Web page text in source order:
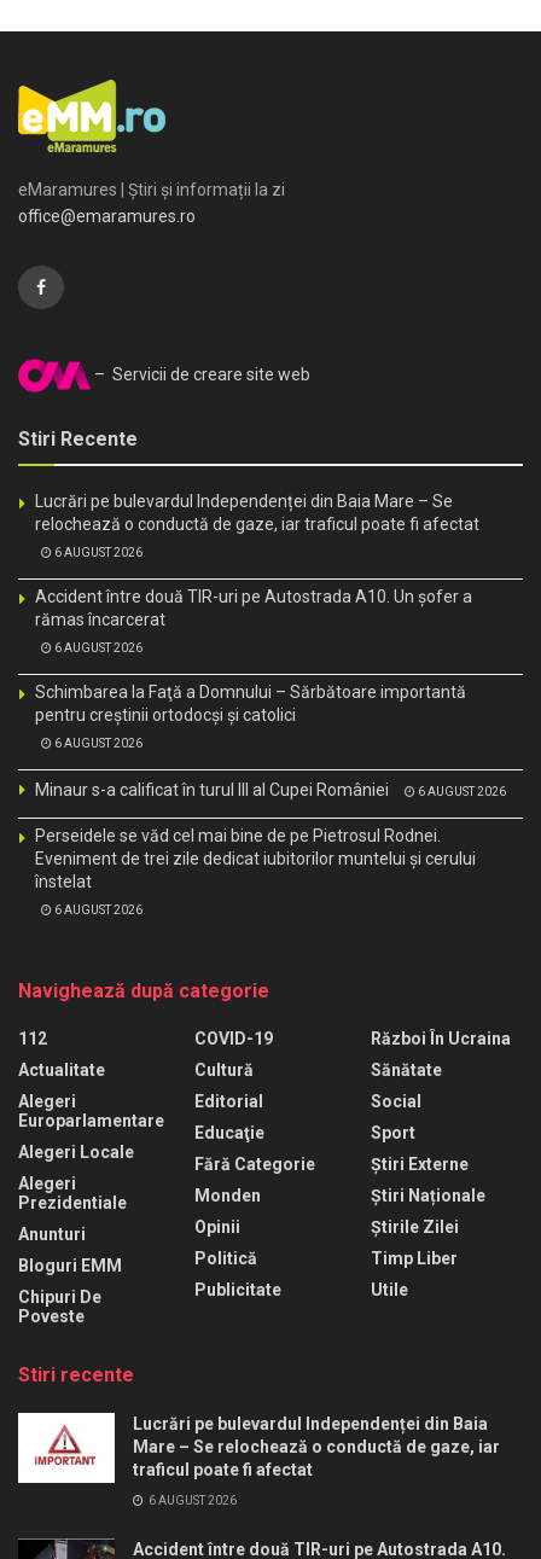
eMaramures | Știri și informații la zi
office@emaramures.ro
– Servicii de creare site web
Stiri Recente
Lucrări pe bulevardul Independenței din Baia Mare – Se
relochează o conductă de gaze, iar traficul poate fi afectat
6 AUGUST 2026
Accident între două TIR-uri pe Autostrada A10. Un șofer a
rămas încarcerat
6 AUGUST 2026
Schimbarea la Faţă a Domnului – Sărbătoare importantă
pentru creştinii ortodocşi şi catolici
6 AUGUST 2026
Minaur s-a calificat în turul III al Cupei României 6 AUGUST 2026
Perseidele se văd cel mai bine de pe Pietrosul Rodnei.
Eveniment de trei zile dedicat iubitorilor muntelui și cerului
înstelat
6 AUGUST 2026
Navighează după categorie
112
Actualitate
Alegeri
Europarlamentare
Alegeri Locale
Alegeri
Prezidentiale
Anunturi
Bloguri EMM
Chipuri De
Poveste
COVID-19
Cultură
Editorial
Educaţie
Fără Categorie
Monden
Opinii
Politică
Publicitate
Război În Ucraina
Sănătate
Social
Sport
Știri Externe
Știri Naționale
Știrile Zilei
Timp Liber
Utile
Stiri recente
Lucrări pe bulevardul Independenței din Baia
Mare – Se relochează o conductă de gaze, iar
traficul poate fi afectat
6 AUGUST 2026
Accident între două TIR-uri pe Autostrada A10.